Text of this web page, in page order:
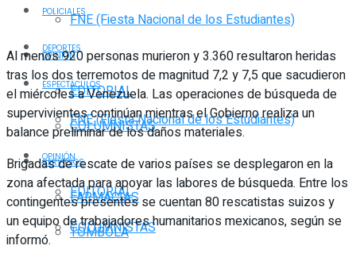
FNE (Fiesta Nacional de los Estudiantes)
OPINIÓN
EDITORIAL
COLUMNISTAS
SERVICIOS
FARMACIAS
TOMBOLA
POLICIALES
DEPORTES
ESPECTÁCULOS
FNE (Fiesta Nacional de los Estudiantes)
OPINIÓN
EDITORIAL
COLUMNISTAS
Al menos 920 personas murieron y 3.360 resultaron heridas
tras los dos terremotos de magnitud 7,2 y 7,5 que sacudieron
el miércoles a Venezuela. Las operaciones de búsqueda de
supervivientes continúan mientras el Gobierno realiza un
balance preliminar de los daños materiales.
Brigadas de rescate de varios países se desplegaron en la
zona afectada para apoyar las labores de búsqueda. Entre los
contingentes presentes se cuentan 80 rescatistas suizos y
un equipo de trabajadores humanitarios mexicanos, según se
informó.